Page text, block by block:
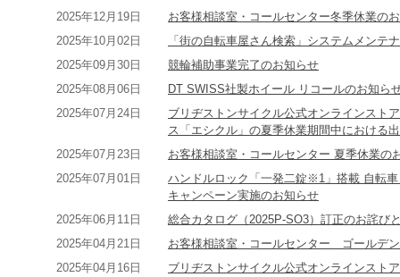
2025年12月19日
お客様相談室・コールセンター冬季休業の
2025年10月02日
「街の自転車屋さん検索」システムメンテ
2025年09月30日
競輪補助事業完了のお知らせ
2025年08月06日
DT SWISS社製ホイール リコールのお知ら
2025年07月24日
ブリヂストンサイクル公式オンラインスト
ス「エシクル」の夏季休業期間中における
2025年07月23日
お客様相談室・コールセンター 夏季休業の
2025年07月01日
ハンドルロック「一発二錠※1」搭載 自転
キャンペーン実施のお知らせ
2025年06月11日
総合カタログ（2025P-SO3）訂正のお詫び
2025年04月21日
お客様相談室・コールセンター ゴールデ
2025年04月16日
ブリヂストンサイクル公式オンラインスト